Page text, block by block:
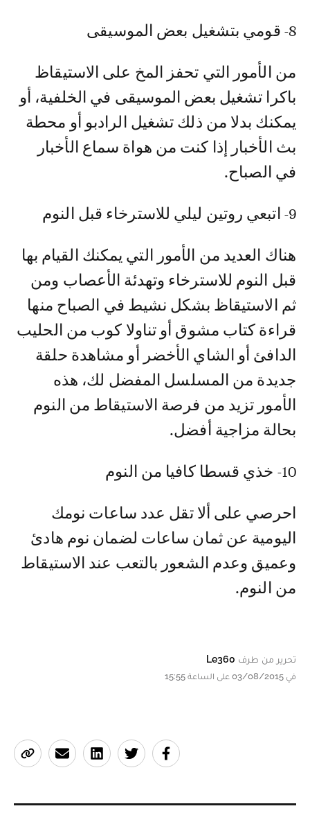
8- قومي بتشغيل بعض الموسيقى
من الأمور التي تحفز المخ على الاستيقاظ
باكرا تشغيل بعض الموسيقى في الخلفية، أو
يمكنك بدلا من ذلك تشغيل الرادبو أو محطة
بث الأخبار إذا كنت من هواة سماع الأخبار
في الصباح.
9- اتبعي روتين ليلي للاسترخاء قبل النوم
هناك العديد من الأمور التي يمكنك القيام بها
قبل النوم للاسترخاء وتهدئة الأعصاب ومن
ثم الاستيقاظ بشكل نشيط في الصباح منها
قراءة كتاب مشوق أو تناولا كوب من الحليب
الدافئ أو الشاي الأخضر أو مشاهدة حلقة
جديدة من المسلسل المفضل لك، هذه
الأمور تزيد من فرصة الاستيقاط من النوم
بحالة مزاجية أفضل.
10- خذي قسطا كافيا من النوم
احرصي على ألا تقل عدد ساعات نومك
اليومية عن ثمان ساعات لضمان نوم هادئ
وعميق وعدم الشعور بالتعب عند الاستيقاط
من النوم.
تحرير من طرف Le360
في 03/08/2015 على الساعة 15:55